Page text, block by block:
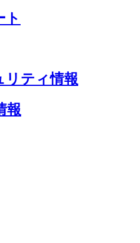
ト
リティ情報
報